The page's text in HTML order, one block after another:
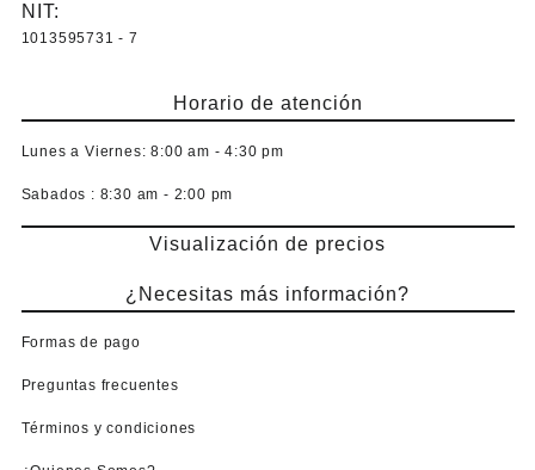
NIT:
1013595731 - 7
Horario de atención
Lunes a Viernes: 8:00 am - 4:30 pm
Sabados : 8:30 am - 2:00 pm
Visualización de precios
¿Necesitas más información?
Formas de pago
Preguntas frecuentes
Términos y condiciones